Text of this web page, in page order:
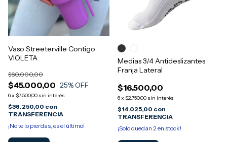
Vaso Streeterville Contigo
VIOLETA
$45.000,00
$60.000,00
25% OFF
6x $7.500,00 sin interés
$38.250,00 con
TRANSFERENCIA
¡No te lo pierdas, es el último!
Medias 3/4 Antideslizantes
Franja Lateral
$16.500,00
6x $2.750,00 sin interés
$14.025,00 con
TRANSFERENCIA
¡Solo quedan 2en stock!